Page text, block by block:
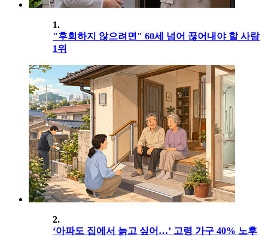
1.
"후회하지 않으려면" 60세 넘어 끊어내야 할 사람
1위
2.
‘아파도 집에서 늙고 싶어…’ 고령 가구 40% 노후